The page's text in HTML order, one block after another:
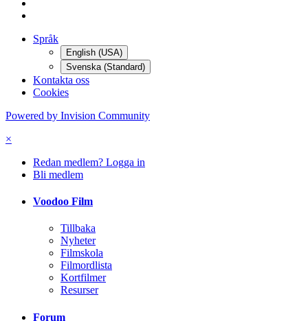
Språk
English (USA)
Svenska (Standard)
Kontakta oss
Cookies
Powered by Invision Community
×
Redan medlem? Logga in
Bli medlem
Voodoo Film
Tillbaka
Nyheter
Filmskola
Filmordlista
Kortfilmer
Resurser
Forum